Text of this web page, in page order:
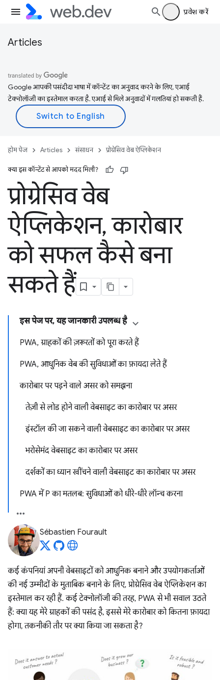
प्रवेश करें
Articles
Google आपकी पसंदीदा भाषा में कॉन्टेंट का अनुवाद करने के लिए, एआई
टेक्नोलॉजी का इस्तेमाल करता है. एआई से मिले अनुवादों में गलतियां हो सकती हैं.
होम पेज Articles संसाधन प्रोग्रेसिव वेब ऐप्लिकेशन
क्या इस कॉन्टेंट से आपको मदद मिली?
प्रोग्रेसिव वेब
ऐप्लिकेशन,कारोबार
को सफल कैसे बना
सकते हैं
इस पेज पर, यह जानकारी उपलब्ध है
PWA, ग्राहकों की ज़रूरतों को पूरा करते हैं
PWA, आधुनिक वेब की सुविधाओं का फ़ायदा लेते हैं
कारोबार पर पड़ने वाले असर को समझना
तेज़ी से लोड होने वाली वेबसाइट का कारोबार पर असर
इंस्टॉल की जा सकने वाली वेबसाइट का कारोबार पर असर
भरोसेमंद वेबसाइट का कारोबार पर असर
दर्शकों का ध्यान खींचने वाली वेबसाइट का कारोबार पर असर
PWA में P का मतलब: सुविधाओं को धीरे-धीरे लॉन्च करना
Sébastien Fourault
कई कंपनियां अपनी वेबसाइटों को आधुनिक बनाने और उपयोगकर्ताओं
की नई उम्मीदों के मुताबिक बनाने के लिए, प्रोग्रेसिव वेब ऐप्लिकेशन का
इस्तेमाल कर रही हैं. कई टेक्नोलॉजी की तरह, PWA से भी सवाल उठते
हैं: क्या यह मेरे ग्राहकों की पसंद है, इससे मेरे कारोबार को कितना फ़ायदा
होगा, तकनीकी तौर पर क्या किया जा सकता है?